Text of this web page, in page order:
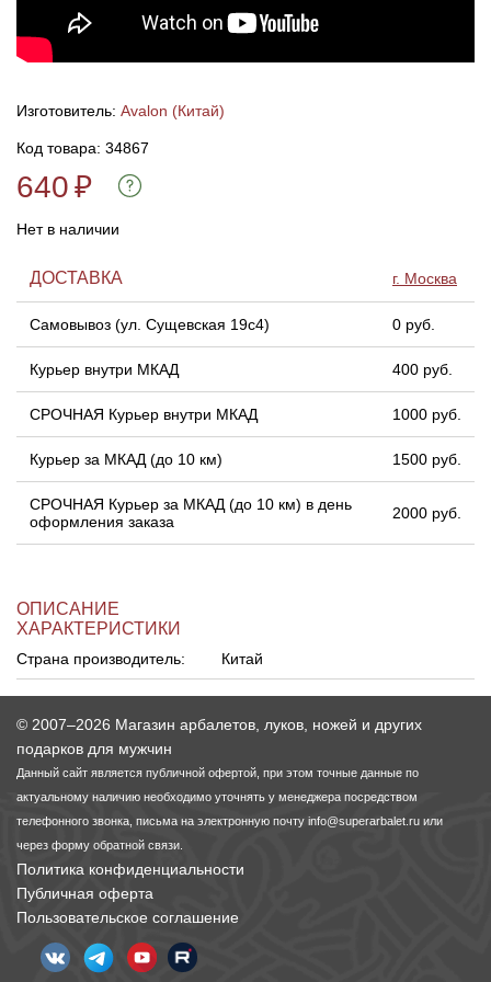
Изготовитель: Avalon (Китай)
Код товара: 34867
640₽
Нет в наличии
ДОСТАВКА г. Москва
Самовывоз (ул. Сущевская 19с4) 0 руб.
Курьер внутри МКАД 400 руб.
СРОЧНАЯ Курьер внутри МКАД 1000 руб.
Курьер за МКАД (до 10 км) 1500 руб.
СРОЧНАЯ Курьер за МКАД (до 10 км) в день
оформления заказа
2000 руб.
ОПИСАНИЕ
ХАРАКТЕРИСТИКИ
Страна производитель: Китай
© 2007–2026 Магазин арбалетов, луков, ножей и других
подарков для мужчин
Данный сайт является публичной офертой, при этом точные данные по
актуальному наличию необходимо уточнять у менеджера посредством
телефонного звонка, письма на электронную почту info@superarbalet.ru или
через форму обратной связи.
Политика конфиденциальности
Публичная оферта
Пользовательское соглашение
Линейки для настройки лука
Полочки для лука
Киссеры для лука
Охотничьи ножи
Ножи складные